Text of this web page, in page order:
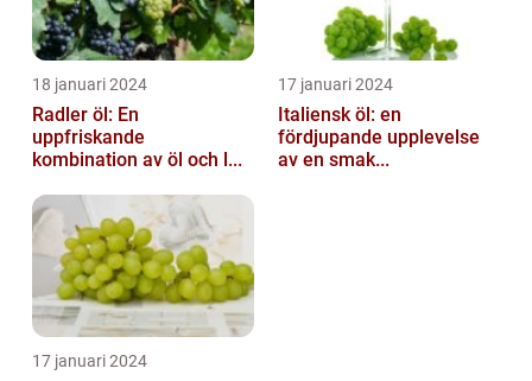
18 januari 2024
Radler öl: En
uppfriskande
kombination av öl och l...
17 januari 2024
Italiensk öl: en
fördjupande upplevelse
av en smak...
17 januari 2024